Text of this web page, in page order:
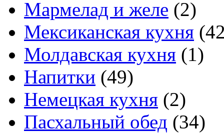
Мармелад и желе (2)
Мексиканская кухня
Молдавская кухня (1)
Напитки (49)
Немецкая кухня (2)
Пасхальный обед (34)